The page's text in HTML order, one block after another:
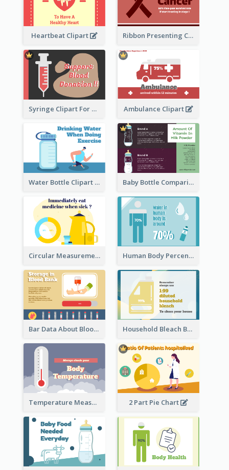
Heartbeat Clipart Ribbon Presenting Cancer
Syringe Clipart For Blood Donation Ambulance Clipart
Water Bottle Clipart Baby Bottle Comparison Information
Circular Measurement Of 2 Group Human Body Percentage Clipart
Bar Data About Blood Donation Household Bleach Bottle
Temperature Measurement 2 Part Pie Chart